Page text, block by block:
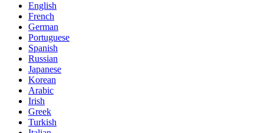
English
French
German
Portuguese
Spanish
Russian
Japanese
Korean
Arabic
Irish
Greek
Turkish